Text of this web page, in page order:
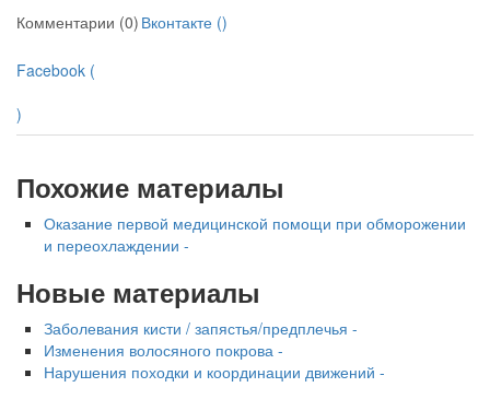
Комментарии (0) Вконтакте ()
Facebook (
)
Похожие материалы
Оказание первой медицинской помощи при обморожении
и переохлаждении -
Новые материалы
Заболевания кисти / запястья/предплечья -
Изменения волосяного покрова -
Нарушения походки и координации движений -